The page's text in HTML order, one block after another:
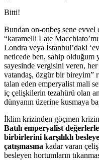
Bitti!
Bundan on-onbeş sene evvel
“karamelli Late
Londra veya İstanbul’daki
neticede ben, sahip olduğum
sayesinde vergisini veren,
vatandaş, özgür bir bireyim”
talan eden emperyalist mali
iç çelişkilerin tezahürü olan
dünyanın üzerine kusmaya
İklim krizinden göçmen
Batılı emperyalist
birbirlerini karşılıklı
çatışmasına kadar varan
besleyen hortumların